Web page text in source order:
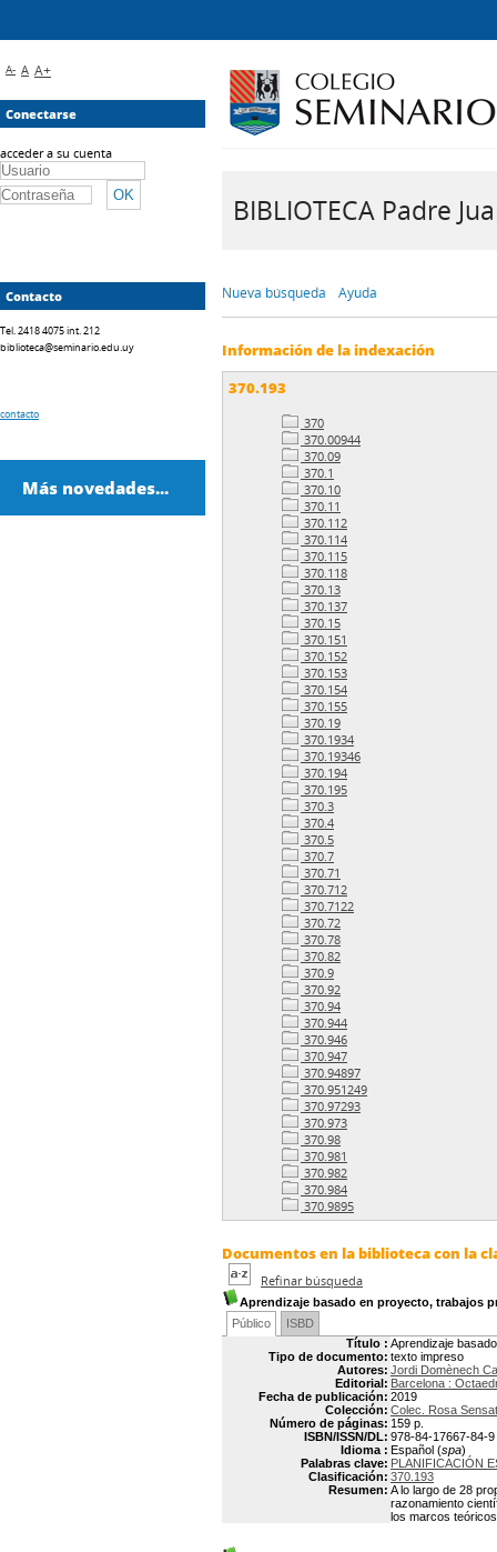
BIBLIOTECA Padre
Nueva búsqueda Ayuda
Información de la indexación
370.193
370
370.00944
370.09
370.1
370.10
370.11
370.112
370.114
370.115
370.118
370.13
370.137
370.15
370.151
370.152
370.153
370.154
370.155
370.19
370.1934
370.19346
370.194
370.195
370.3
370.4
370.5
370.7
370.71
370.712
370.7122
370.72
370.78
370.82
370.9
370.92
370.94
370.944
370.946
370.947
370.94897
370.951249
370.97293
370.973
370.98
370.981
370.982
370.984
370.9895
Documentos en la biblioteca con la
Refinar búsqueda
Aprendizaje basado en proyecto, trabajos
Público
ISBD
Título : Aprendizaje
Tipo de documento: texto impreso
Autores: Jordi Domènech
Editorial: Barcelona :
Fecha de publicación: 2019
Colección: Colec. Rosa Sensat
Número de páginas: 159 p.
ISBN/ISSN/DL: 978-84-17667-84-9
Idioma : Español (spa)
Palabras clave: PLANIFICACIÓN
Clasificación: 370.193
Resumen: A lo largo de 28
razonamiento
los marcos
A- A A+
Conectarse
acceder a su cuenta
Contacto
Tel. 2418 4075 int. 212
biblioteca@seminario.edu.uy
contacto
Más novedades...